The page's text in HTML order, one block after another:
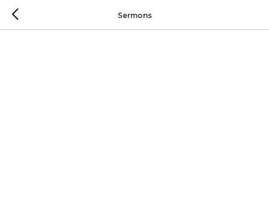
Sermons